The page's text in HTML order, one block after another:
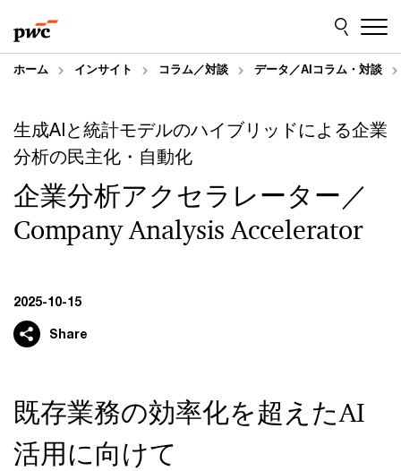
to
content
to
footer
ホーム インサイト コラム／対談 データ／AIコラム・対談
生成AIと統計モデルのハイブリッドによる企業
分析の民主化・自動化
企業分析アクセラレーター／
Company Analysis Accelerator
2025-10-15
Share
既存業務の効率化を超えたAI
活用に向けて